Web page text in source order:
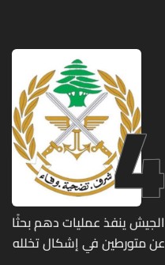
4
الجيش ينفذ عمليات دهم بحثًا
عن متورطين في إشكال تخلله